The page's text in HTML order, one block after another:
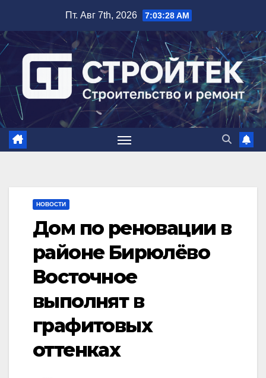
содержимому
Пт. Авг 7th, 2026 7:03:29 AM
НОВОСТИ
Дом по реновации в
районе Бирюлёво
Восточное
выполнят в
графитовых
оттенках